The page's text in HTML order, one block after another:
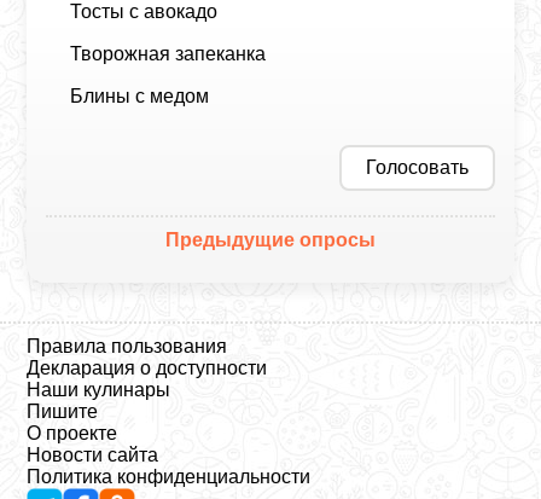
Тосты с авокадо
Творожная запеканка
Блины с медом
Голосовать
Предыдущие опросы
Правила пользования
Декларация о доступности
Наши кулинары
Пишите
О проекте
Новости сайта
Политика конфиденциальности